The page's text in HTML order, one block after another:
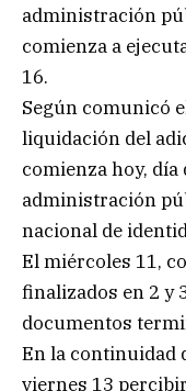
administración
comienza a
16.
Según comunicó
liquidación del
comienza hoy,
administración
nacional de
El miércoles 11,
finalizados en 2 y
documentos
En la continuidad
viernes 13